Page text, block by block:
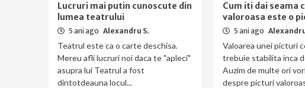
Lucruri mai putin cunoscute din
lumea teatrului
5 ani ago Alexandru S.
Teatrul este ca o carte deschisa.
Mereu afli lucruri noi daca te "apleci"
asupra lui Teatrul a fost
dintotdeauna locul...
Cum iti dai seama
valoroasa este o
5 ani ago
Valoarea unei picturi
trebuie stabilita inca
Auzim de multe ori
despre picturi